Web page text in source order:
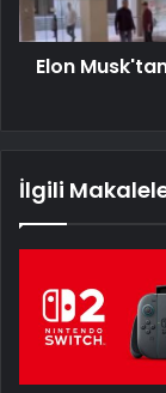
Elon
İlgili